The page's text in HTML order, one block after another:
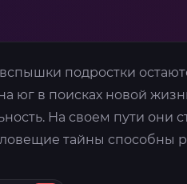
подростки
юг в поисках новой
На своем пути они
тайны способны